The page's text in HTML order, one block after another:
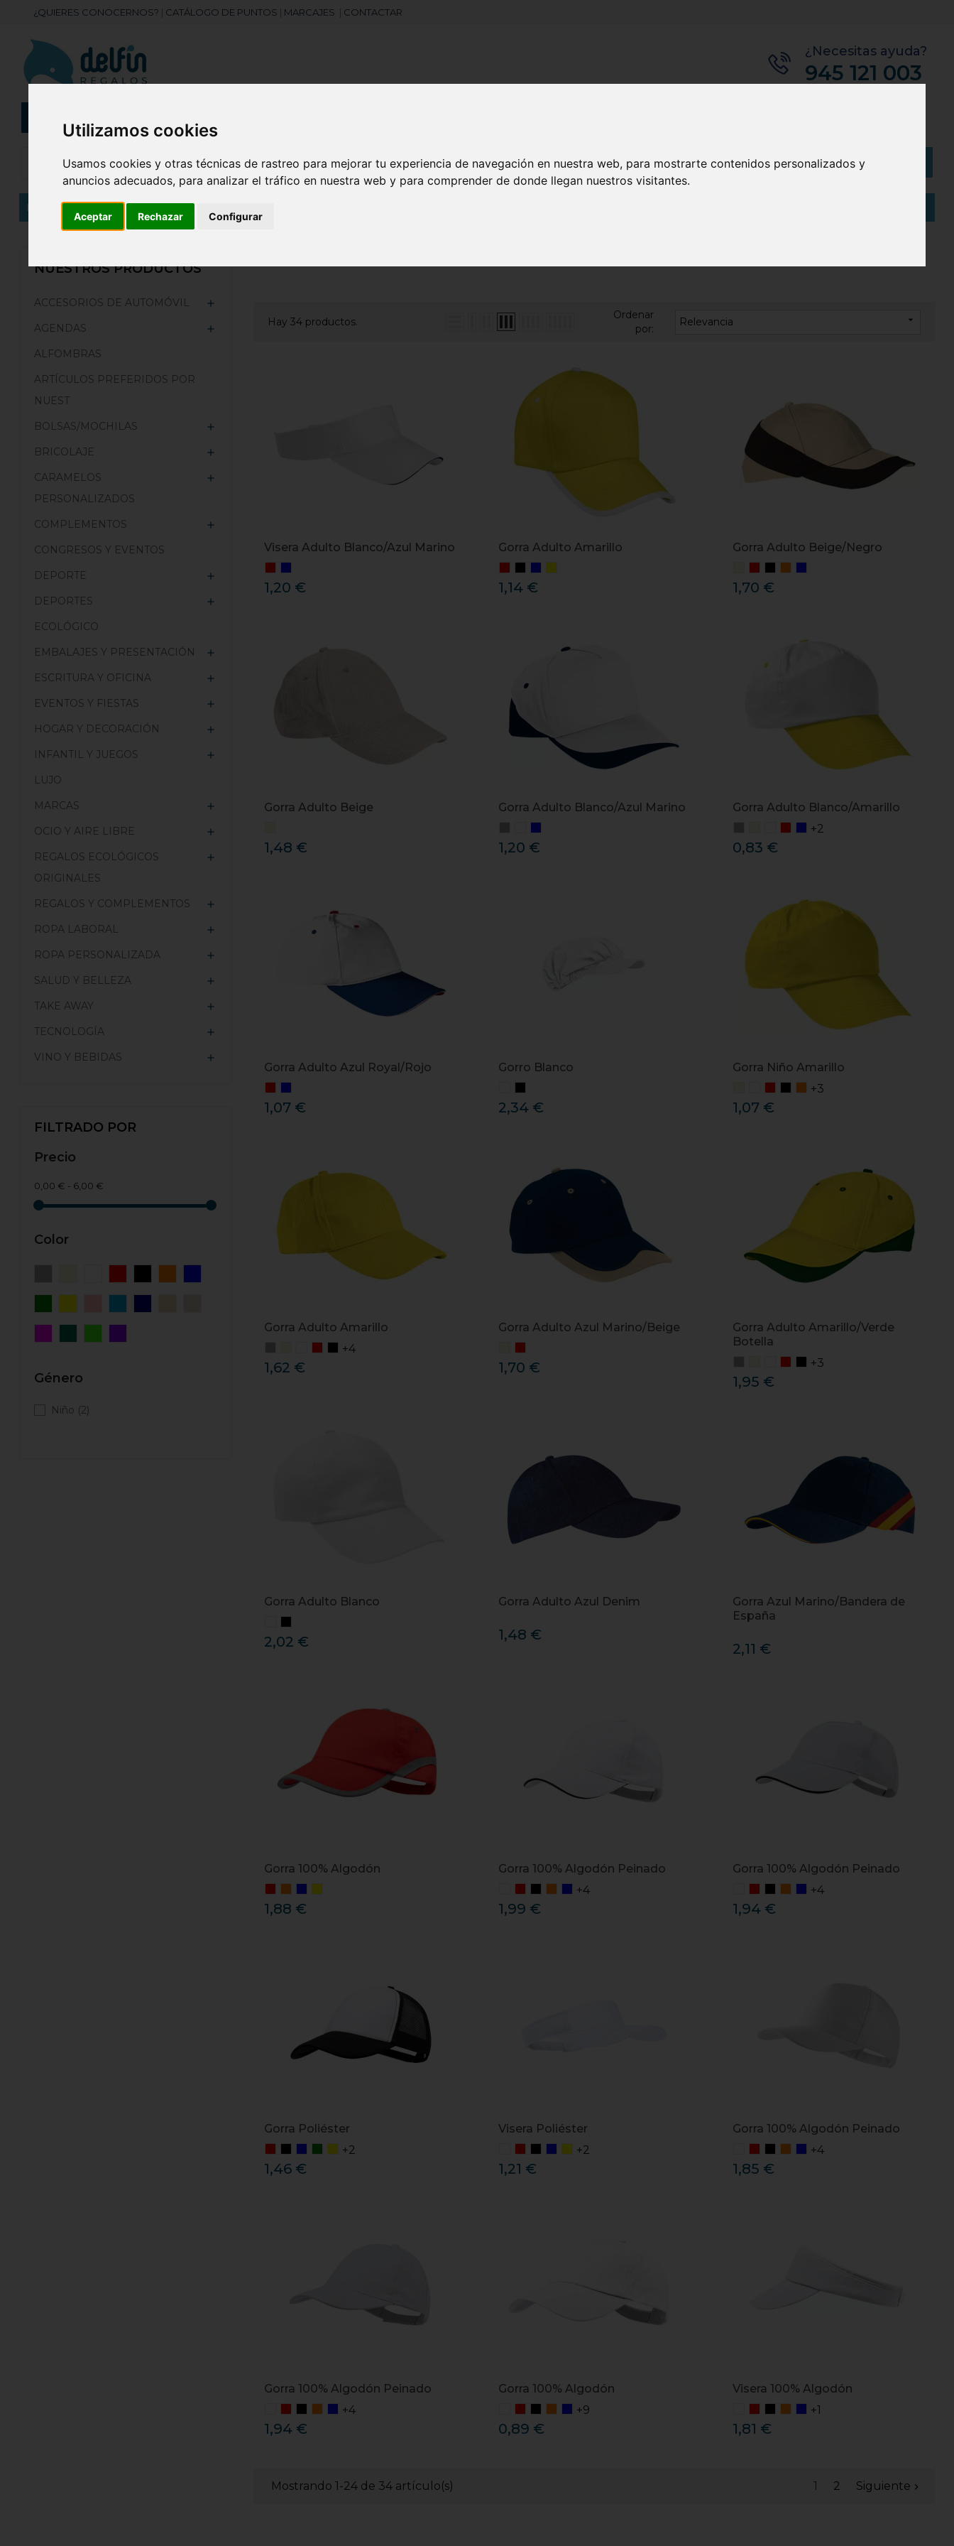
Utilizamos cookies
Usamos cookies y otras técnicas de rastreo para mejorar tu experiencia de navegación en nuestra web, para mostrarte contenidos personalizados y
anuncios adecuados, para analizar el tráfico en nuestra web y para comprender de donde llegan nuestros visitantes.
Aceptar Rechazar Configurar
¿QUIERES CONOCERNOS? CATÁLOGO DE PUNTOS MARCAJES CONTACTAR
¿Necesitas ayuda?
945 121 003
Artículos (0)
search
Inicio COMPLEMENTOS Gorras Personalizadas
NUESTROS PRODUCTOS
ACCESORIOS DE AUTOMÓVIL 
AGENDAS 
ALFOMBRAS
ARTÍCULOS PREFERIDOS POR
NUEST
BOLSAS/MOCHILAS

BRICOLAJE 
CARAMELOS
PERSONALIZADOS

COMPLEMENTOS 
CONGRESOS Y EVENTOS
DEPORTE

DEPORTES 
ECOLÓGICO
EMBALAJES Y PRESENTACIÓN

ESCRITURA Y OFICINA 
EVENTOS Y FIESTAS 
HOGAR Y DECORACIÓN 
INFANTIL Y JUEGOS 
LUJO
MARCAS

OCIO Y AIRE LIBRE 
REGALOS ECOLÓGICOS
ORIGINALES

REGALOS Y COMPLEMENTOS 
ROPA LABORAL 
ROPA PERSONALIZADA 
SALUD Y BELLEZA 
TAKE AWAY 
TECNOLOGÍA 
VINO Y BEBIDAS 
FILTRADO POR
Precio
0,00 € - 6,00 €
Color
Género
Niño (2)
Hay 34 productos.
Ordenar
por:
Relevancia 
Visera Adulto Blanco/Azul Marino
1,20 €
Gorra Adulto Amarillo
1,14 €
Gorra Adulto Beige/Negro
1,70 €
Gorra Adulto Beige
1,48 €
Gorra Adulto Blanco/Azul Marino
1,20 €
Gorra Adulto Blanco/Amarillo
+2
0,83 €
Gorra Adulto Azul Royal/Rojo
1,07 €
Gorro Blanco
2,34 €
Gorra Niño Amarillo
+3
1,07 €
Gorra Adulto Amarillo
+4
1,62 €
Gorra Adulto Azul Marino/Beige
1,70 €
Gorra Adulto Amarillo/Verde
Botella
+3
1,95 €
Gorra Adulto Blanco
2,02 €
Gorra Adulto Azul Denim
1,48 €
Gorra Azul Marino/Bandera de
España
2,11 €
Gorra 100% Algodón
1,88 €
Gorra 100% Algodón Peinado
+4
1,99 €
Gorra 100% Algodón Peinado
+4
1,94 €
Gorra Poliéster
+2
1,46 €
Visera Poliéster
+2
1,21 €
Gorra 100% Algodón Peinado
+4
1,85 €
Gorra 100% Algodón Peinado
+4
1,94 €
Gorra 100% Algodón
+9
0,89 €
Visera 100% Algodón
+1
1,81 €
Mostrando 1-24 de 34 artículo(s) 1 2 Siguiente 